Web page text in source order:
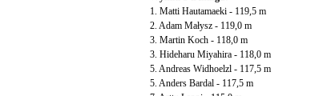
1. Matti Hautamaeki - 119,5 m
2. Adam Małysz - 119,0 m
3. Martin Koch - 118,0 m
3. Hideharu Miyahira - 118,0 m
5. Andreas Widhoelzl - 117,5 m
5. Anders Bardal - 117,5 m